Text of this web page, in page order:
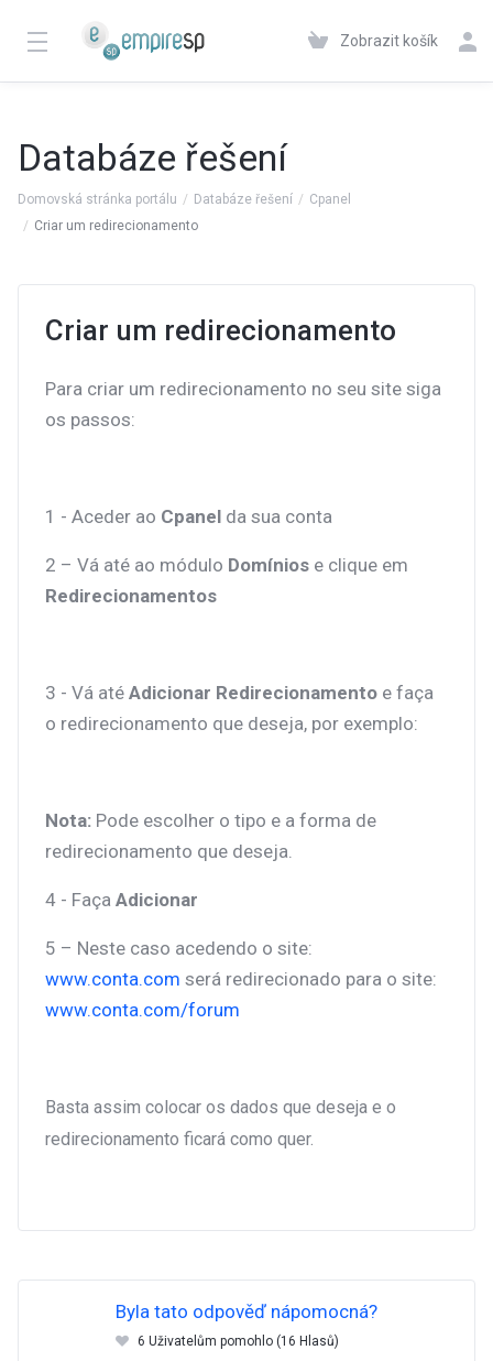
Zobrazit košík
Databáze řešení
Domovská stránka portálu Databáze řešení
Cpanel
Criar um redirecionamento
Criar um redirecionamento
Para criar um redirecionamento no seu site siga
os passos:
1 - Aceder ao Cpanel da sua conta
2 – Vá até ao módulo Domínios e clique em
Redirecionamentos
3 - Vá até Adicionar Redirecionamento e faça
o redirecionamento que deseja, por exemplo:
Nota: Pode escolher o tipo e a forma de
redirecionamento que deseja.
4 - Faça Adicionar
5 – Neste caso acedendo o site:
www.conta.com será redirecionado para o site:
www.conta.com/forum
Basta assim colocar os dados que deseja e o
redirecionamento ficará como quer.
Byla tato odpověď nápomocná?
6 Uživatelům pomohlo (16 Hlasů)